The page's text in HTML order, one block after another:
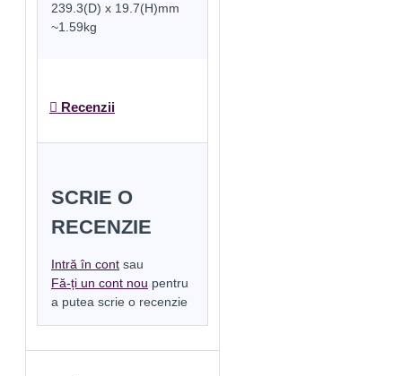
239.3(D) x 19.7(H)mm
~1.59kg
Recenzii
SCRIE O
RECENZIE
Intră în cont sau
Fă-ți un cont nou pentru
a putea scrie o recenzie